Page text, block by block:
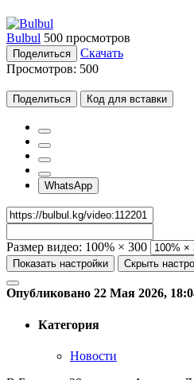
Bulbul 500 просмотров
Поделиться
Скачать
Просмотров: 500
Поделиться Код для вставки
WhatsApp
Размер видео: 100% × 300
Показать настройки Скрыть
Опубликовано 22 Мая 2026,
Категория
Новости